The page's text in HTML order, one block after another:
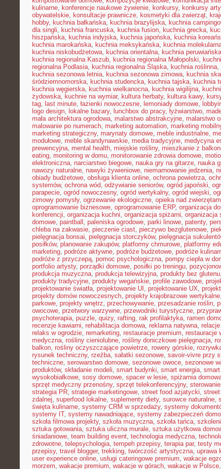
kulinarne, konferencje naukowe żywienie, konkursy, konkursy
obywatelskie, konsultacje prawnicze, kosmetyki dla zwierząt,
hobby, kuchnia bałkańska, kuchnia brazylijska, kuchnia
dla singli, kuchnia francuska, kuchnia fusion, kuchnia grecka,
hiszpańska, kuchnia indyjska, kuchnia japońska, kuchnia
kuchnia marokańska, kuchnia meksykańska, kuchnia
kuchnia niskobudżetowa, kuchnia orientalna, kuchnia peruwiańska
kuchnia regionalna Kaszub, kuchnia regionalna Małopolski,
regionalna Podlasia, kuchnia regionalna Śląska, kuchnia roślinna,
kuchnia sezonowa letnia, kuchnia sezonowa zimowa, kuchnia
śródziemnomorska, kuchnia studencka, kuchnia tajska, kuchnia
kuchnia węgierska, kuchnia wielkanocna, kuchnia wigilijna,
żydowska, kuchnie na wymiar, kultura herbaty, kultura kawy,
tag, last minute, łazienki nowoczesne, lemoniady domowe,
logo design, lokalne bazary, lunchbox do pracy, łyżwiarstwo,
mała architektura ogrodowa, malarstwo abstrakcyjne, malarstwo
malowanie po numerach, marketing automation, marketing
marketing strategiczny, marynaty domowe, meble industrialne,
modułowe, meble skandynawskie, media tradycyjne, medycyna
prewencyjna, mental health, miejskie rośliny, mieszkanie z
eating, monitoring w domu, monitorowanie zdrowia domowe,
elektroniczna, narciarstwo biegowe, nauka gry na gitarze, nauka
nawozy naturalne, nawyki żywieniowe, niemarnowanie jedzenia,
obiady budżetowe, obsługa klienta online, ochrona powietrza,
systemów, ochrona wód, odżywianie seniorów, ogród japoński,
parapecie, ogród nowoczesny, ogród wertykalny, ogród wiejski,
zimowy pomysły, ogrzewanie ekologiczne, opieka nad
oprogramowanie biznesowe, oprogramowanie ERP, organizacja
konferencji, organizacja kuchni, organizacja spiżarni, organizacja
domowe, paintball , paleniska ogrodowe, parki linowe, patenty,
chleba na zakwasie, pieczenie ciast, pieczywo bezglutenowe,
pielęgnacja bonsai, pielęgnacja storczyków, pielęgnacja
posiłków, planowanie zakupów, platformy chmurowe, platformy
marketing, podróże aktywne, podróże budżetowe, podróże
podróże z przyczepą, pomoc psychologiczna, pompy ciepła w
portfolio artysty, porządki domowe, posiłki po treningu,
produkcja muzyczna, produkcja telewizyjna, produkty bez glutenu
produkty tradycyjne, produkty wegańskie, profile zawodowe,
projektowanie światła, projektowanie UI , projektowanie UX,
projekty domów nowoczesnych, projekty krajobrazowe wertykalne
parkowe, projekty wnętrz, przechowywanie, przesadzanie roślin,
owocowe, przetwory warzywne, przewodniki turystyczne,
psychoterapia, puzzle, quizy, rafting, rak profilaktyka, ramen
recenzje kawiarni, rehabilitacja domowa, reklama natywna,
relaks w ogrodzie, remarketing, restauracje premium, restauracje
medyczna, rośliny cieniolubne, rośliny doniczkowe pielęgnacja,
balkon, rośliny oczyszczające powietrze, rowery górskie,
rysunek techniczny, rzeźba, sałatki sezonowe, savoir-vivre przy
techniczne, serowarstwo domowe, sezonowe owoce, sezonowe
produktów, składanie modeli, smart budynki, smart energia,
wysokobiałkowe, sosy domowe, spacer w lesie, spiżarnia
sprzęt medyczny przenośny, sprzęt telekonferencyjny,
strategia PR, strategie marketingowe, street food azjatycki, street
zdalnej, superfood lokalne, suplementy diety, surowce naturalne,
święta kulinarne, systemy CRM w sprzedaży, systemy
systemy IT, systemy nawadniające, systemy zabezpieczeń
szkoła filmowa projekty, szkoła muzyczna, szkoła tańca,
sztuka gotowania, sztuka uliczna murale, sztuka użytkowa
śniadaniowe, team building event, technologia medyczna,
zdrowotne, telepsychologia, tempeh przepisy, terapia par, testy
przepisy, travel blogger, trekking, twórczość artystyczna, uprawa
user experience online, usługi cateringowe premium, wakacje
morzem, wakacje premium, wakacje w górach, wakacje w Polsce